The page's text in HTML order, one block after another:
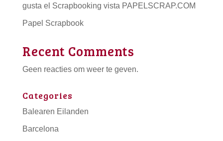
gusta el Scrapbooking vista PAPELSCRAP.COM
Papel Scrapbook
Recent Comments
Geen reacties om weer te geven.
Categories
Balearen Eilanden
Barcelona